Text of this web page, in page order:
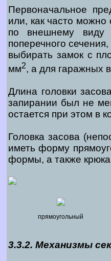
Первоначальное
или, как часто
по внешнему виду
поперечного
выбирать замок с
мм2, а для гаражных
Длина головки
запирании был не
остается при этом в
Головка засова
иметь форму
формы, а также
прямоугольный
3.3.2. Механизмы